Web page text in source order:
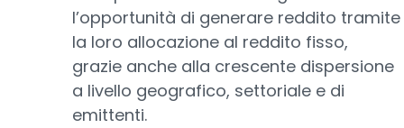
l’opportunità di generare reddito tramite
la loro allocazione al reddito fisso,
grazie anche alla crescente dispersione
a livello geografico, settoriale e di
emittenti.